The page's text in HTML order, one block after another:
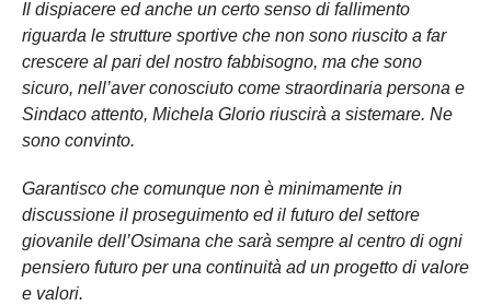
Il dispiacere ed anche un certo senso di fallimento
riguarda le strutture sportive che non sono riuscito a far
crescere al pari del nostro fabbisogno, ma che sono
sicuro, nell’aver conosciuto come straordinaria persona e
Sindaco attento, Michela Glorio riuscirà a sistemare. Ne
sono convinto.
Garantisco che comunque non è minimamente in
discussione il proseguimento ed il futuro del settore
giovanile dell’Osimana che sarà sempre al centro di ogni
pensiero futuro per una continuità ad un progetto di valore
e valori.